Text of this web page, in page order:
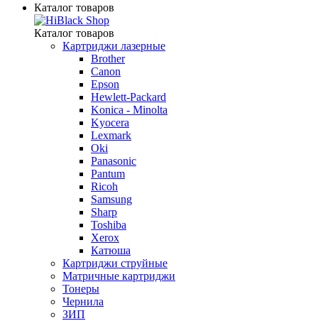
Каталог товаров
Каталог товаров
Картриджи лазерные
Brother
Canon
Epson
Hewlett-Packard
Konica - Minolta
Kyocera
Lexmark
Oki
Panasonic
Pantum
Ricoh
Samsung
Sharp
Toshiba
Xerox
Катюша
Картриджи струйные
Матричные картриджи
Тонеры
Чернила
ЗИП